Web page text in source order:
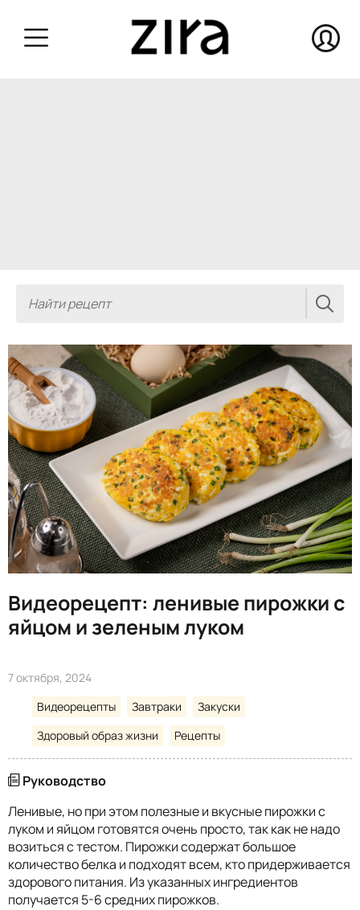
Видеорецепт: ленивые пирожки с
яйцом и зеленым луком
7 октября, 2024
Видеорецепты
Завтраки
Закуски
Здоровый образ жизни
Рецепты
Руководство
Ленивые, но при этом полезные и вкусные пирожки с
луком и яйцом готовятся очень просто, так как не надо
возиться с тестом. Пирожки содержат большое
количество белка и подходят всем, кто придерживается
здорового питания. Из указанных ингредиентов
получается 5-6 средних пирожков.